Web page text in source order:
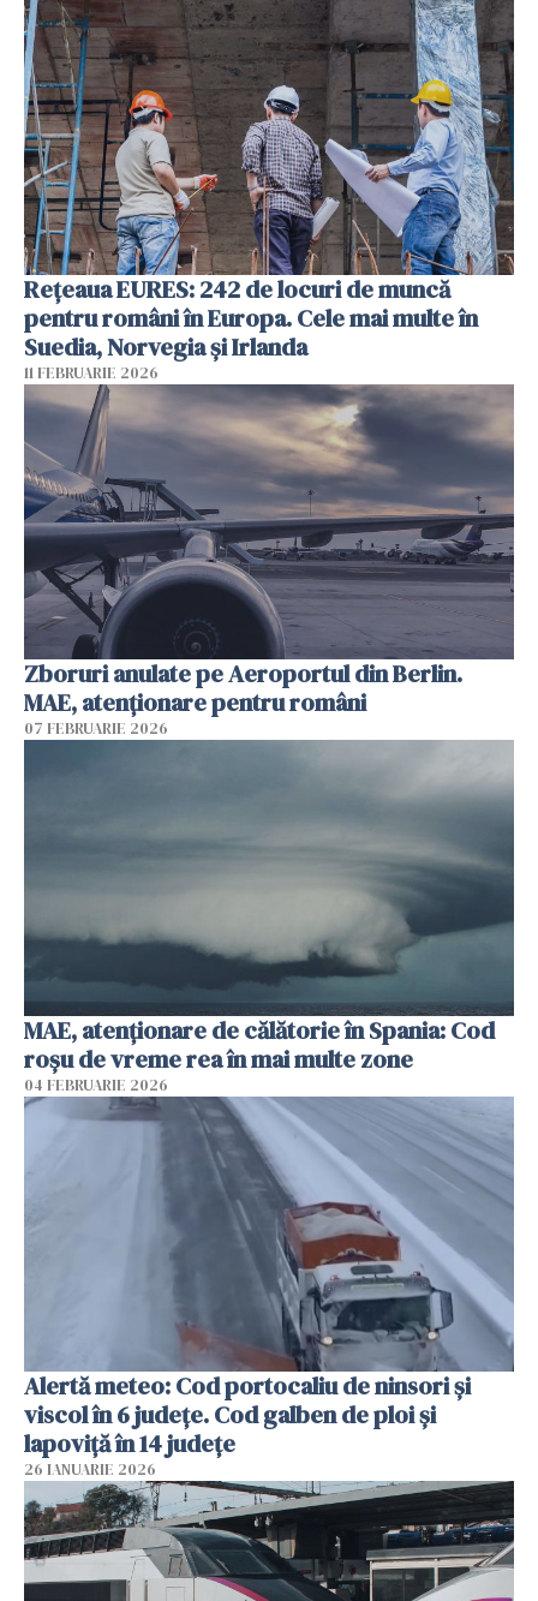
Rețeaua EURES: 242 de locuri de muncă
pentru români în Europa. Cele mai multe în
Suedia, Norvegia și Irlanda
11 FEBRUARIE 2026
Zboruri anulate pe Aeroportul din Berlin.
MAE, atenționare pentru români
07 FEBRUARIE 2026
MAE, atenţionare de călătorie în Spania: Cod
roșu de vreme rea în mai multe zone
04 FEBRUARIE 2026
Alertă meteo: Cod portocaliu de ninsori şi
viscol în 6 judeţe. Cod galben de ploi şi
lapoviţă în 14 judeţe
26 IANUARIE 2026